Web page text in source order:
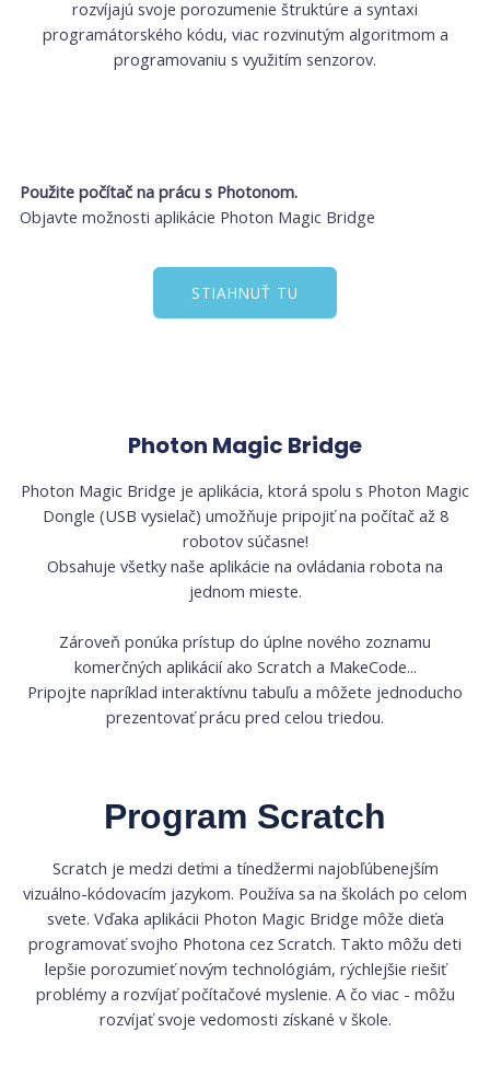
rozvíjajú svoje porozumenie štruktúre a syntaxi
programátorského kódu, viac rozvinutým algoritmom a
programovaniu s využitím senzorov.
Použite počítač na prácu s Photonom.
Objavte možnosti aplikácie Photon Magic Bridge
STIAHNUŤ TU
Photon Magic Bridge
Photon Magic Bridge je aplikácia, ktorá spolu s Photon Magic
Dongle (USB vysielač) umožňuje pripojiť na počítač až 8
robotov súčasne!
Obsahuje všetky naše aplikácie na ovládania robota na
jednom mieste.
Zároveň ponúka prístup do úplne nového zoznamu
komerčných aplikácií ako Scratch a MakeCode...
Pripojte napríklad interaktívnu tabuľu a môžete jednoducho
prezentovať prácu pred celou triedou.
Program Scratch
Scratch je medzi deťmi a tínedžermi najobľúbenejším
vizuálno-kódovacím jazykom. Používa sa na školách po celom
svete. Vďaka aplikácii Photon Magic Bridge môže dieťa
programovať svojho Photona cez Scratch. Takto môžu deti
lepšie porozumieť novým technológiám, rýchlejšie riešiť
problémy a rozvíjať počítačové myslenie. A čo viac - môžu
rozvíjať svoje vedomosti získané v škole.